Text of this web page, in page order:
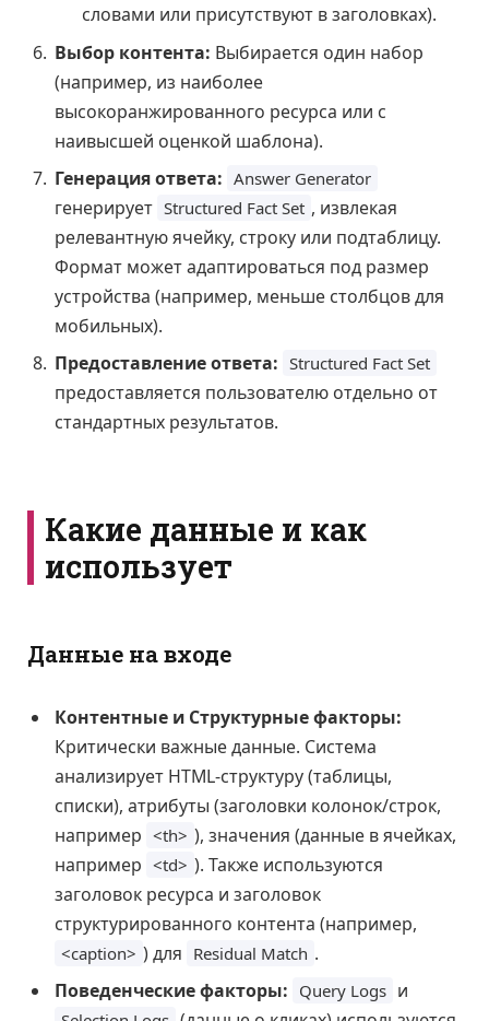
словами или присутствуют в заголовках).
Выбор контента: Выбирается один набор
(например, из наиболее
высокоранжированного ресурса или с
наивысшей оценкой шаблона).
Генерация ответа: Answer Generator
генерирует Structured Fact Set , извлекая
релевантную ячейку, строку или подтаблицу.
Формат может адаптироваться под размер
устройства (например, меньше столбцов для
мобильных).
Предоставление ответа: Structured Fact Set
предоставляется пользователю отдельно от
стандартных результатов.
Какие данные и как
использует
Данные на входе
Контентные и Структурные факторы:
Критически важные данные. Система
анализирует HTML-структуру (таблицы,
списки), атрибуты (заголовки колонок/строк,
например <th> ), значения (данные в ячейках,
например <td> ). Также используются
заголовок ресурса и заголовок
структурированного контента (например,
<caption> ) для Residual Match .
Поведенческие факторы: Query Logs и